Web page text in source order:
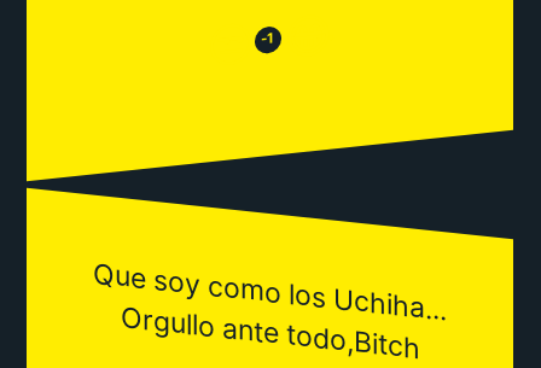
😒 -1 😂
Que soy com
o los Uchiha...
Orgullo ante todo,Bitch